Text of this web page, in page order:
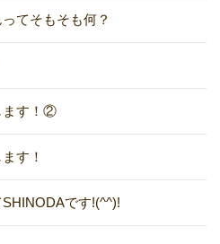
てそもそも何？
ます！②
す！
です!(^^)!